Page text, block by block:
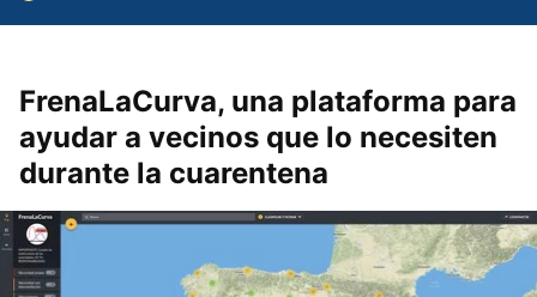
FrenaLaCurva, una plataforma para
ayudar a vecinos que lo necesiten
durante la cuarentena